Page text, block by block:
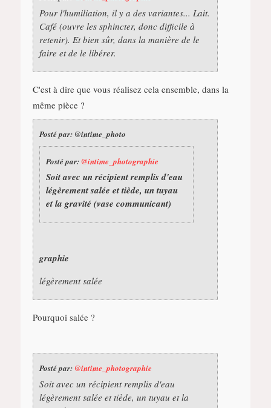
Pour l'humiliation, il y a des variantes... Lait.
Café (ouvre les sphincter, donc difficile à
retenir). Et bien sûr, dans la manière de le
faire et de le libérer.
C'est à dire que vous réalisez cela ensemble, dans la
même pièce ?
Posté par: @intime_photo
Posté par:@intime_photographie
Soit avec un récipient remplis d'eau
légèrement salée et tiède, un tuyau
et la gravité (vase communicant)
graphie
légèrement salée
Pourquoi salée ?
Posté par:@intime_photographie
Soit avec un récipient remplis d'eau
légèrement salée et tiède, un tuyau et la